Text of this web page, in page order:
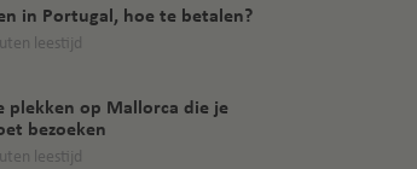
in Portugal, hoe te betalen?
leestijd
plekken op Mallorca die je
bezoeken
leestijd